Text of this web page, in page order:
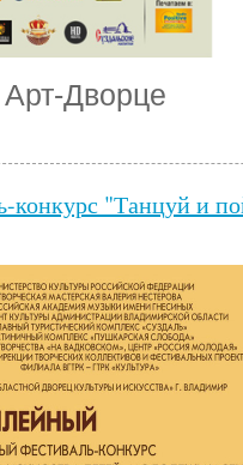
Дворце
конкурс "Танцуй и